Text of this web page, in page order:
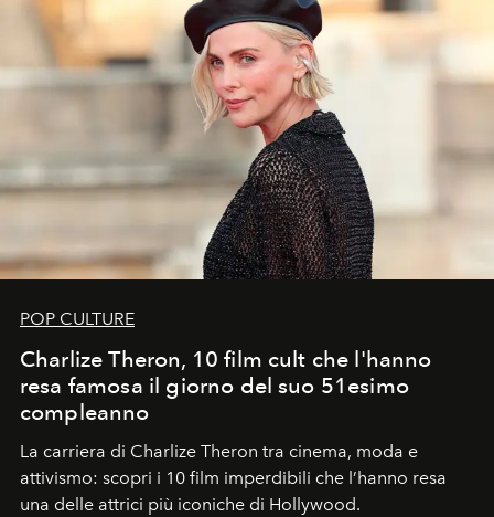
POP CULTURE
Charlize Theron, 10 film cult che l'hanno
resa famosa il giorno del suo 51esimo
compleanno
La carriera di Charlize Theron tra cinema, moda e
attivismo: scopri i 10 film imperdibili che l’hanno resa
una delle attrici più iconiche di Hollywood.